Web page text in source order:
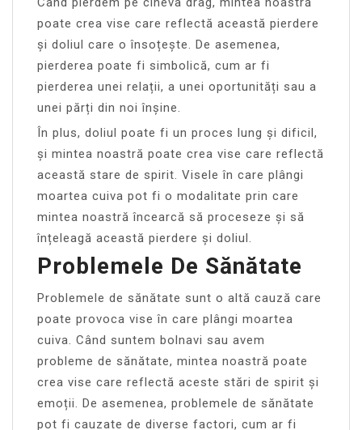
poate crea vise care reflectă această pierdere
și doliul care o însoțește. De asemenea,
pierderea poate fi simbolică, cum ar fi
pierderea unei relații, a unei oportunități sau a
unei părți din noi înșine.
În plus, doliul poate fi un proces lung și dificil,
și mintea noastră poate crea vise care reflectă
această stare de spirit. Visele în care plângi
moartea cuiva pot fi o modalitate prin care
mintea noastră încearcă să proceseze și să
înțeleagă această pierdere și doliul.
Problemele De Sănătate
Problemele de sănătate sunt o altă cauză care
poate provoca vise în care plângi moartea
cuiva. Când suntem bolnavi sau avem
probleme de sănătate, mintea noastră poate
crea vise care reflectă aceste stări de spirit și
emoții. De asemenea, problemele de sănătate
pot fi cauzate de diverse factori, cum ar fi